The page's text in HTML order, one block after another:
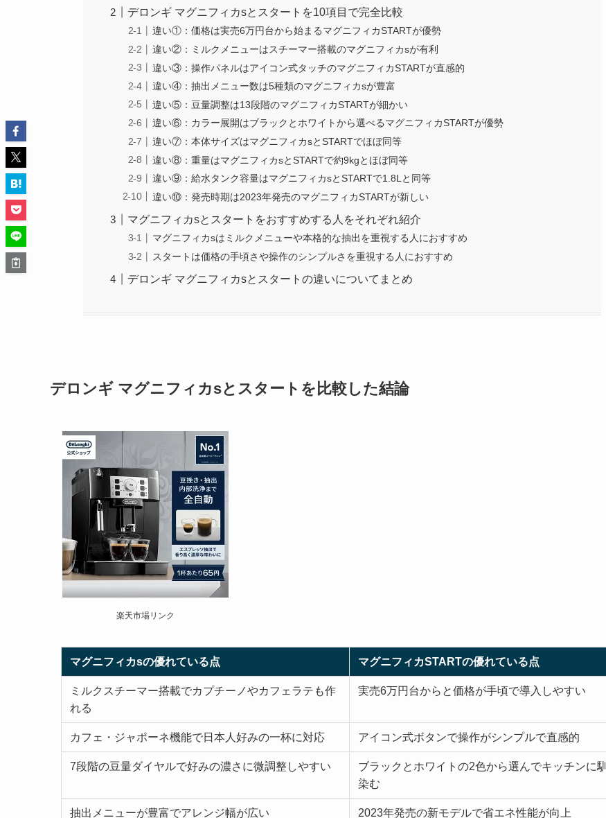
デロンギ マグニフィカsとスタートを10項目で完全比較
違い①：価格は実売6万円台から始まるマグニフィカSTARTが優勢
違い②：ミルクメニューはスチーマー搭載のマグニフィカsが有利
違い③：操作パネルはアイコン式タッチのマグニフィカSTARTが直感的
違い④：抽出メニュー数は5種類のマグニフィカsが豊富
違い⑤：豆量調整は13段階のマグニフィカSTARTが細かい
違い⑥：カラー展開はブラックとホワイトから選べるマグニフィカSTARTが優勢
違い⑦：本体サイズはマグニフィカsとSTARTでほぼ同等
違い⑧：重量はマグニフィカsとSTARTで約9kgとほぼ同等
違い⑨：給水タンク容量はマグニフィカsとSTARTで1.8Lと同等
違い⑩：発売時期は2023年発売のマグニフィカSTARTが新しい
マグニフィカsとスタートをおすすめする人をそれぞれ紹介
マグニフィカsはミルクメニューや本格的な抽出を重視する人におすすめ
スタートは価格の手頃さや操作のシンプルさを重視する人におすすめ
デロンギ マグニフィカsとスタートの違いについてまとめ
デロンギ マグニフィカsとスタートを比較した結論
楽天市場リンク
マグニフィカsの優れている点 マグニフィカSTARTの優れている点
ミルクスチーマー搭載でカプチーノやカフェラテも作
れる
実売6万円台からと価格が手頃で導入しやすい
カフェ・ジャポーネ機能で日本人好みの一杯に対応 アイコン式ボタンで操作がシンプルで直感的
7段階の豆量ダイヤルで好みの濃さに微調整しやすい
ブラックとホワイトの2色から選んでキッチンに馴
染む
抽出メニューが豊富でアレンジ幅が広い 2023年発売の新モデルで省エネ性能が向上